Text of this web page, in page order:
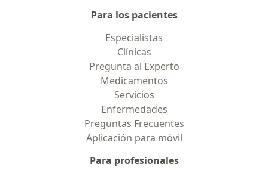
Para los pacientes
Especialistas
Clínicas
Pregunta al Experto
Medicamentos
Servicios
Enfermedades
Preguntas Frecuentes
Aplicación para móvil
Para profesionales